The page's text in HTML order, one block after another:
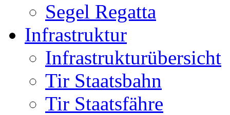
Segel Regatta
Infrastruktur
Infrastrukturübersicht
Tir Staatsbahn
Tir Staatsfähre